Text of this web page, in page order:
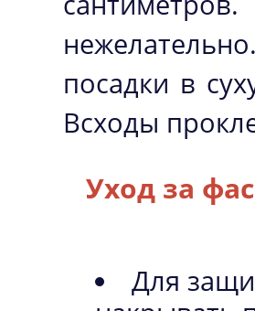
посадки в
Всходы
Уход за
Для